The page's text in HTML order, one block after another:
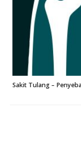
Sakit Tulang –